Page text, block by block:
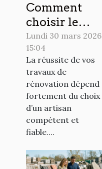
Comment
choisir le
meilleur
artisan pour
vos travaux
de rénovation
?
Lundi 30 mars 2026
15:04
La réussite de vos
travaux de
rénovation dépend
fortement du choix
d’un artisan
compétent et
fiable....